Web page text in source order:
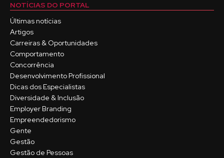
NOTÍCIAS DO PORTAL
Últimas notícias
Artigos
Carreiras & Oportunidades
Comportamento
Concorrência
Desenvolvimento Profissional
Dicas dos Especialistas
Diversidade & Inclusão
Employer Branding
Empreendedorismo
Gente
Gestão
Gestão de Pessoas